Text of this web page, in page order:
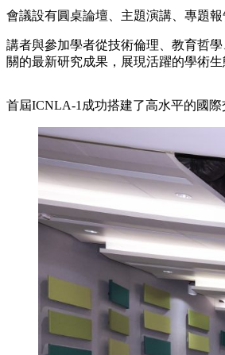
會議設有圓桌論壇、主題演講、專題
講者與參加學者從技術倫理、教育哲
關的最新研究成果，展現活躍的學術生
首屆ICNLA-1成功搭建了高水平的國